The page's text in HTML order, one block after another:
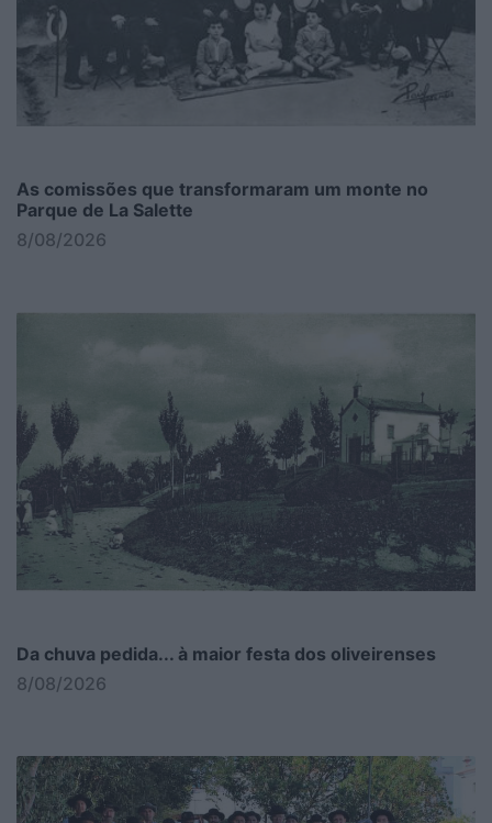
As comissões que transformaram um monte no
Parque de La Salette
8/08/2026
Da chuva pedida... à maior festa dos oliveirenses
8/08/2026